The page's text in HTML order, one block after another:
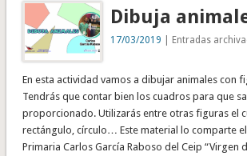
Dibuja
17/03/2019 | Entradas
En esta actividad vamos a dibujar animales con
Tendrás que contar bien los cuadros para que
proporcionado. Utilizarás entre otras figuras el
rectángulo, círculo… Este material lo comparte
Primaria Carlos García Raboso del Ceip “Virgen